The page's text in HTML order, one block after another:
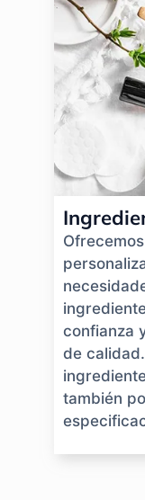
confianza
de
también